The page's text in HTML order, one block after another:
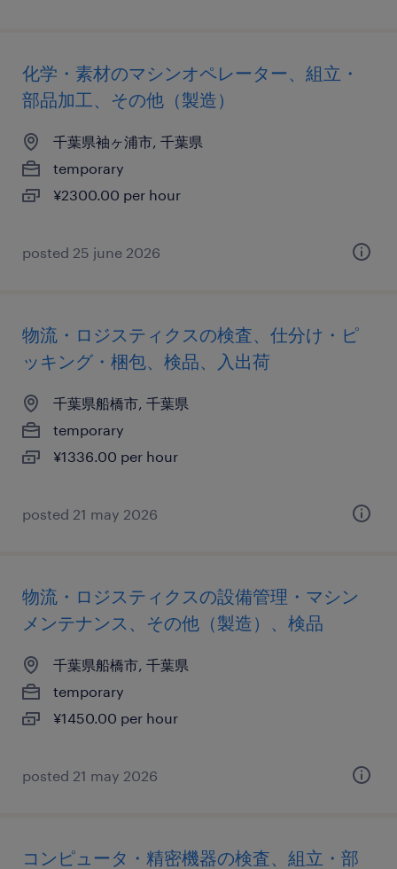
化学・素材のマシンオペレーター、組立・
部品加工、その他（製造）
千葉県袖ヶ浦市, 千葉県
temporary
¥2300.00 per hour
posted 25 june 2026
物流・ロジスティクスの検査、仕分け・ピ
ッキング・梱包、検品、入出荷
千葉県船橋市, 千葉県
temporary
¥1336.00 per hour
posted 21 may 2026
物流・ロジスティクスの設備管理・マシン
メンテナンス、その他（製造）、検品
千葉県船橋市, 千葉県
temporary
¥1450.00 per hour
posted 21 may 2026
コンピュータ・精密機器の検査、組立・部